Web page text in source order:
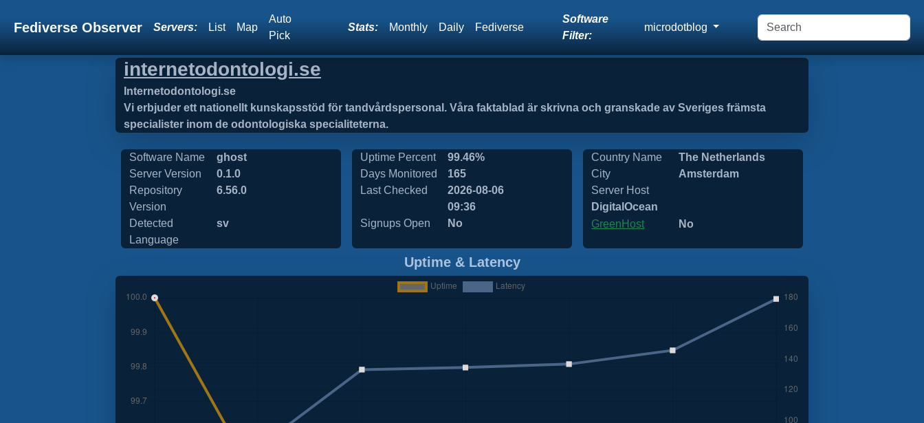
Fediverse Observer Servers: List Map
Auto
Pick
Stats: Monthly Daily Fediverse
Software
Filter:
microdotblog
internetodontologi.se
Internetodontologi.se
Vi erbjuder ett nationellt kunskapsstöd för tandvårdspersonal. Våra faktablad är skrivna och granskade av Sveriges främsta
specialister inom de odontologiska specialiteterna.
Software Name
ghost
Server Version
0.1.0
Repository
Version
6.56.0
Detected
Language
sv
Uptime Percent
99.46%
Days Monitored
165
Last Checked
2026-08-06
09:36
Signups Open
No
Country Name
The Netherlands
City
Amsterdam
Server Host
DigitalOcean
GreenHost
No
Uptime & Latency